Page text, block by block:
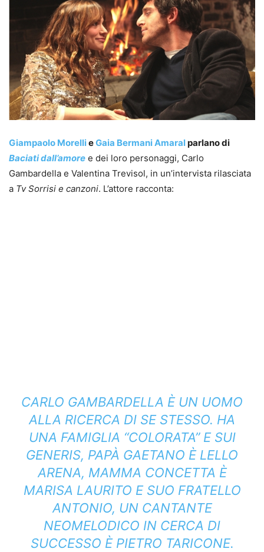
Giampaolo MorellieGaia Bermani Amaralparlano di
Baciati dall’amore e dei loro personaggi, Carlo
Gambardella e Valentina Trevisol, in un’intervista rilasciata
a Tv Sorrisi e canzoni. L’attore racconta:
CARLO GAMBARDELLA È UN UOMO
ALLA RICERCA DI SE STESSO. HA
UNA FAMIGLIA “COLORATA” E SUI
GENERIS, PAPÀ GAETANO È LELLO
ARENA, MAMMA CONCETTA È
MARISA LAURITO E SUO FRATELLO
ANTONIO, UN CANTANTE
NEOMELODICO IN CERCA DI
SUCCESSO È PIETRO TARICONE.